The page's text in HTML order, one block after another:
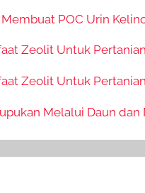
Membuat POC Urin
Zeolit Untuk Pertanian
Zeolit Untuk Pertanian
Melalui Daun dan